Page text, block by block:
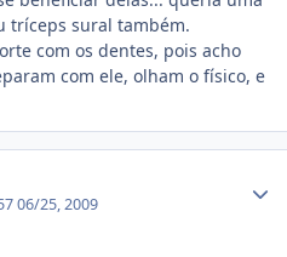
tríceps sural também.
com os dentes, pois acho
com ele, olham o físico, e
06/25, 2009